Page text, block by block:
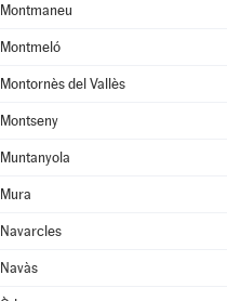
Montmaneu
Montmeló
Montornès del Vallès
Montseny
Muntanyola
Mura
Navarcles
Navàs